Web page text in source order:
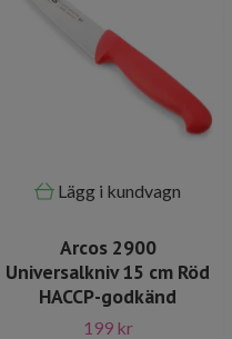
Lägg i kundvagn
Arcos 2900
Universalkniv 15 cm Röd
HACCP-godkänd
199 kr